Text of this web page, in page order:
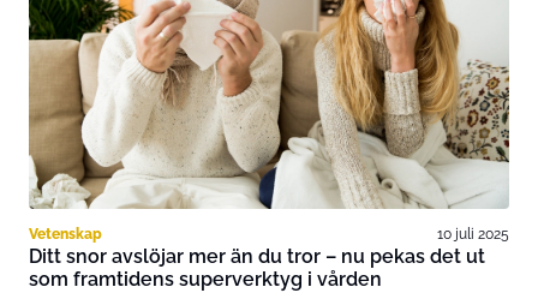
Vetenskap 10 juli 2025
Ditt snor avslöjar mer än du tror – nu pekas det ut
som framtidens superverktyg i vården